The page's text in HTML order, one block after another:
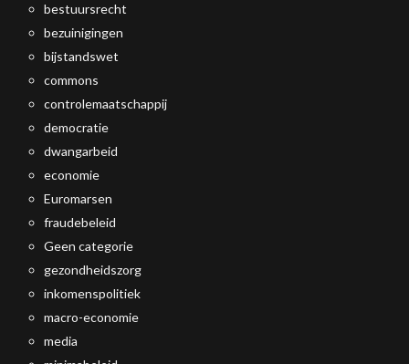
bestuursrecht
bezuinigingen
bijstandswet
commons
controlemaatschappij
democratie
dwangarbeid
economie
Euromarsen
fraudebeleid
Geen categorie
gezondheidszorg
inkomenspolitiek
macro-economie
media